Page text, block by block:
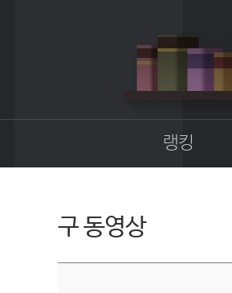
랭킹
구 동영상